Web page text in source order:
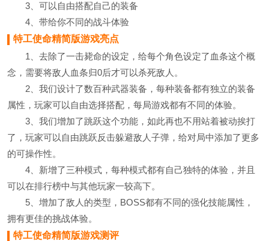
3、可以自由搭配自己的装备
4、带给你不同的战斗体验
特工使命精简版游戏亮点
1、去除了一击毙命的设定，给每个角色设定了血条这个概
念，需要将敌人血条归0后才可以杀死敌人。
2、我们设计了数百种武器装备，每种装备都有独立的装备
属性，玩家可以自由选择搭配，每局游戏都有不同的体验。
3、我们增加了跳跃这个功能，如此再也不用站着被动挨打
了，玩家可以自由跳跃反击躲避敌人子弹，给对局中添加了更多
的可操作性。
4、新增了三种模式，每种模式都有自己独特的体验，并且
可以在排行榜中与其他玩家一较高下。
5、增加了敌人的类型，BOSS都有不同的强化技能属性，
拥有更佳的挑战体验。
特工使命精简版游戏测评